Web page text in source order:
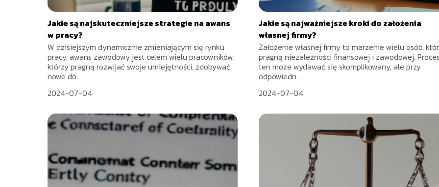
Jakie są najskuteczniejsze strategie na awans
w pracy?
W dzisiejszym dynamicznie zmieniającym się rynku
pracy, awans zawodowy jest celem wielu pracowników,
którzy pragną rozwijać swoje umiejętności, zdobywać
nowe do...
2024-07-04
Jakie są najważniejsze kroki do założenia
własnej firmy?
Założenie własnej firmy to marzenie wielu osób,
pragną niezależności finansowej i zawodowej.
ten może wydawać się skomplikowany, ale przy
odpowiedn...
2024-07-04